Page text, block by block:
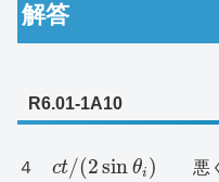
解答
R6.01-1A10
４ ct/(2sin θi )
悪